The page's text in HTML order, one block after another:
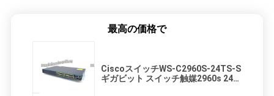
最高の価格で
CiscoスイッチWS-C2960S-24TS-S
ギガビット スイッチ触媒2960s 24